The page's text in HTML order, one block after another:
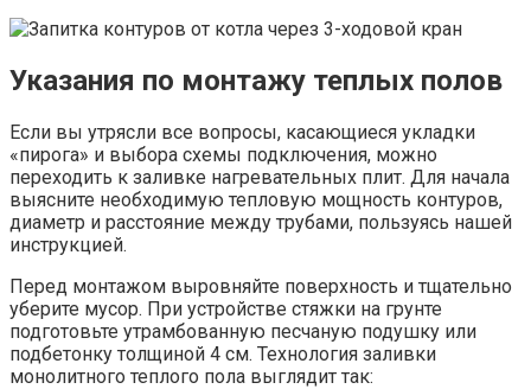
Указания по монтажу теплых полов
Если вы утрясли все вопросы, касающиеся укладки
«пирога» и выбора схемы подключения, можно
переходить к заливке нагревательных плит. Для начала
выясните необходимую тепловую мощность контуров,
диаметр и расстояние между трубами, пользуясь нашей
инструкцией.
Перед монтажом выровняйте поверхность и тщательно
уберите мусор. При устройстве стяжки на грунте
подготовьте утрамбованную песчаную подушку или
подбетонку толщиной 4 см. Технология заливки
монолитного теплого пола выглядит так: